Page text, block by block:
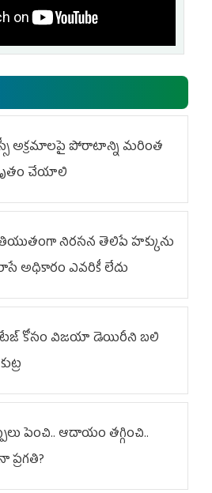
అక్రమాలపై పోరాటాన్ని మరింత
చేయాలి
నిరసన తెలిపే హక్కును
అధికారం ఎవరికీ లేదు
కోసం విజయా డెయిరీని బలి
పెంచి.. ఆదాయం తగ్గించి..
ప్రగతి?